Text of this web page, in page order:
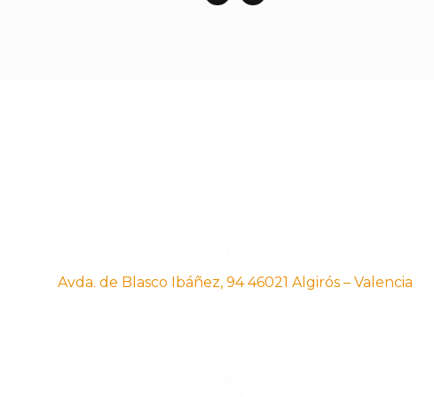
Avda. de Blasco Ibáñez, 94 46021 Algirós – Valencia